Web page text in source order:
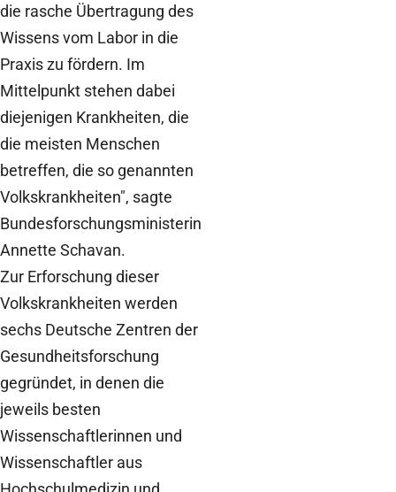
die rasche Übertragung des
Wissens vom Labor in die
Praxis zu fördern. Im
Mittelpunkt stehen dabei
diejenigen Krankheiten, die
die meisten Menschen
betreffen, die so genannten
Volkskrankheiten", sagte
Bundesforschungsministerin
Annette Schavan.
Zur Erforschung dieser
Volkskrankheiten werden
sechs Deutsche Zentren der
Gesundheitsforschung
gegründet, in denen die
jeweils besten
Wissenschaftlerinnen und
Wissenschaftler aus